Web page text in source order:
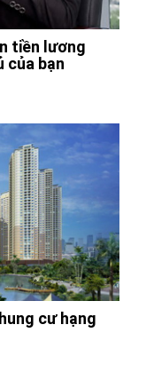
tiền lương
của bạn
cư hạng